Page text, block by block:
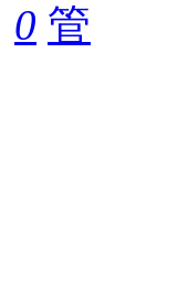
0 管